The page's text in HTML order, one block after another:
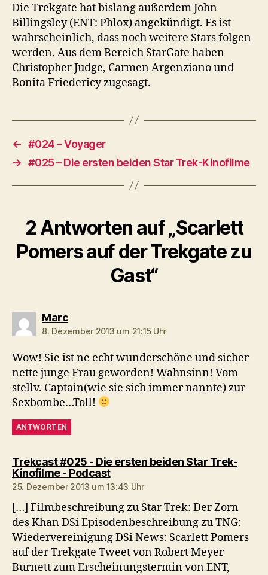
Die Trekgate hat bislang außerdem John
Billingsley (ENT: Phlox) angekündigt. Es ist
wahrscheinlich, dass noch weitere Stars folgen
werden. Aus dem Bereich StarGate haben
Christopher Judge, Carmen Argenziano und
Bonita Friedericy zugesagt.
← #024 – Voyager
→ #025 – Die ersten beiden Star Trek-Kinofilme
2 Antworten auf „Scarlett
Pomers auf der Trekgate zu
Gast“
Marcsagt:
8. Dezember 2013 um 21:15 Uhr
Wow! Sie ist ne echt wunderschöne und sicher
nette junge Frau geworden! Wahnsinn! Vom
stellv. Captain(wie sie sich immer nannte) zur
Sexbombe…Toll!
ANTWORTEN
Trekcast #025 - Die ersten beiden Star Trek-
Kinofilme - Podcastsagt:
25. Dezember 2013 um 13:43 Uhr
[…] Filmbeschreibung zu Star Trek: Der Zorn
des Khan DSi Episodenbeschreibung zu TNG:
Wiedervereinigung DSi News: Scarlett Pomers
auf der Trekgate Tweet von Robert Meyer
Burnett zum Erscheinungstermin von ENT,